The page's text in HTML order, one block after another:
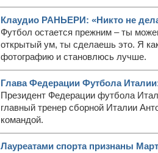
Клаудио РАНЬЕРИ: «Никто не
Футбол остается прежним – ты
открытый ум, ты сделаешь это. Я
фотографию и становлюсь лучше.
Глава Федерации Футбола
Президент Федерации футбола
главный тренер сборной Италии
командой.
Лауреатами спорта признаны